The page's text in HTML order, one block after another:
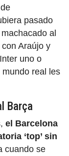
pasado
al
Araújo y
uno o
real les
Barça
el Barcelona
‘top’ sin
cuando se